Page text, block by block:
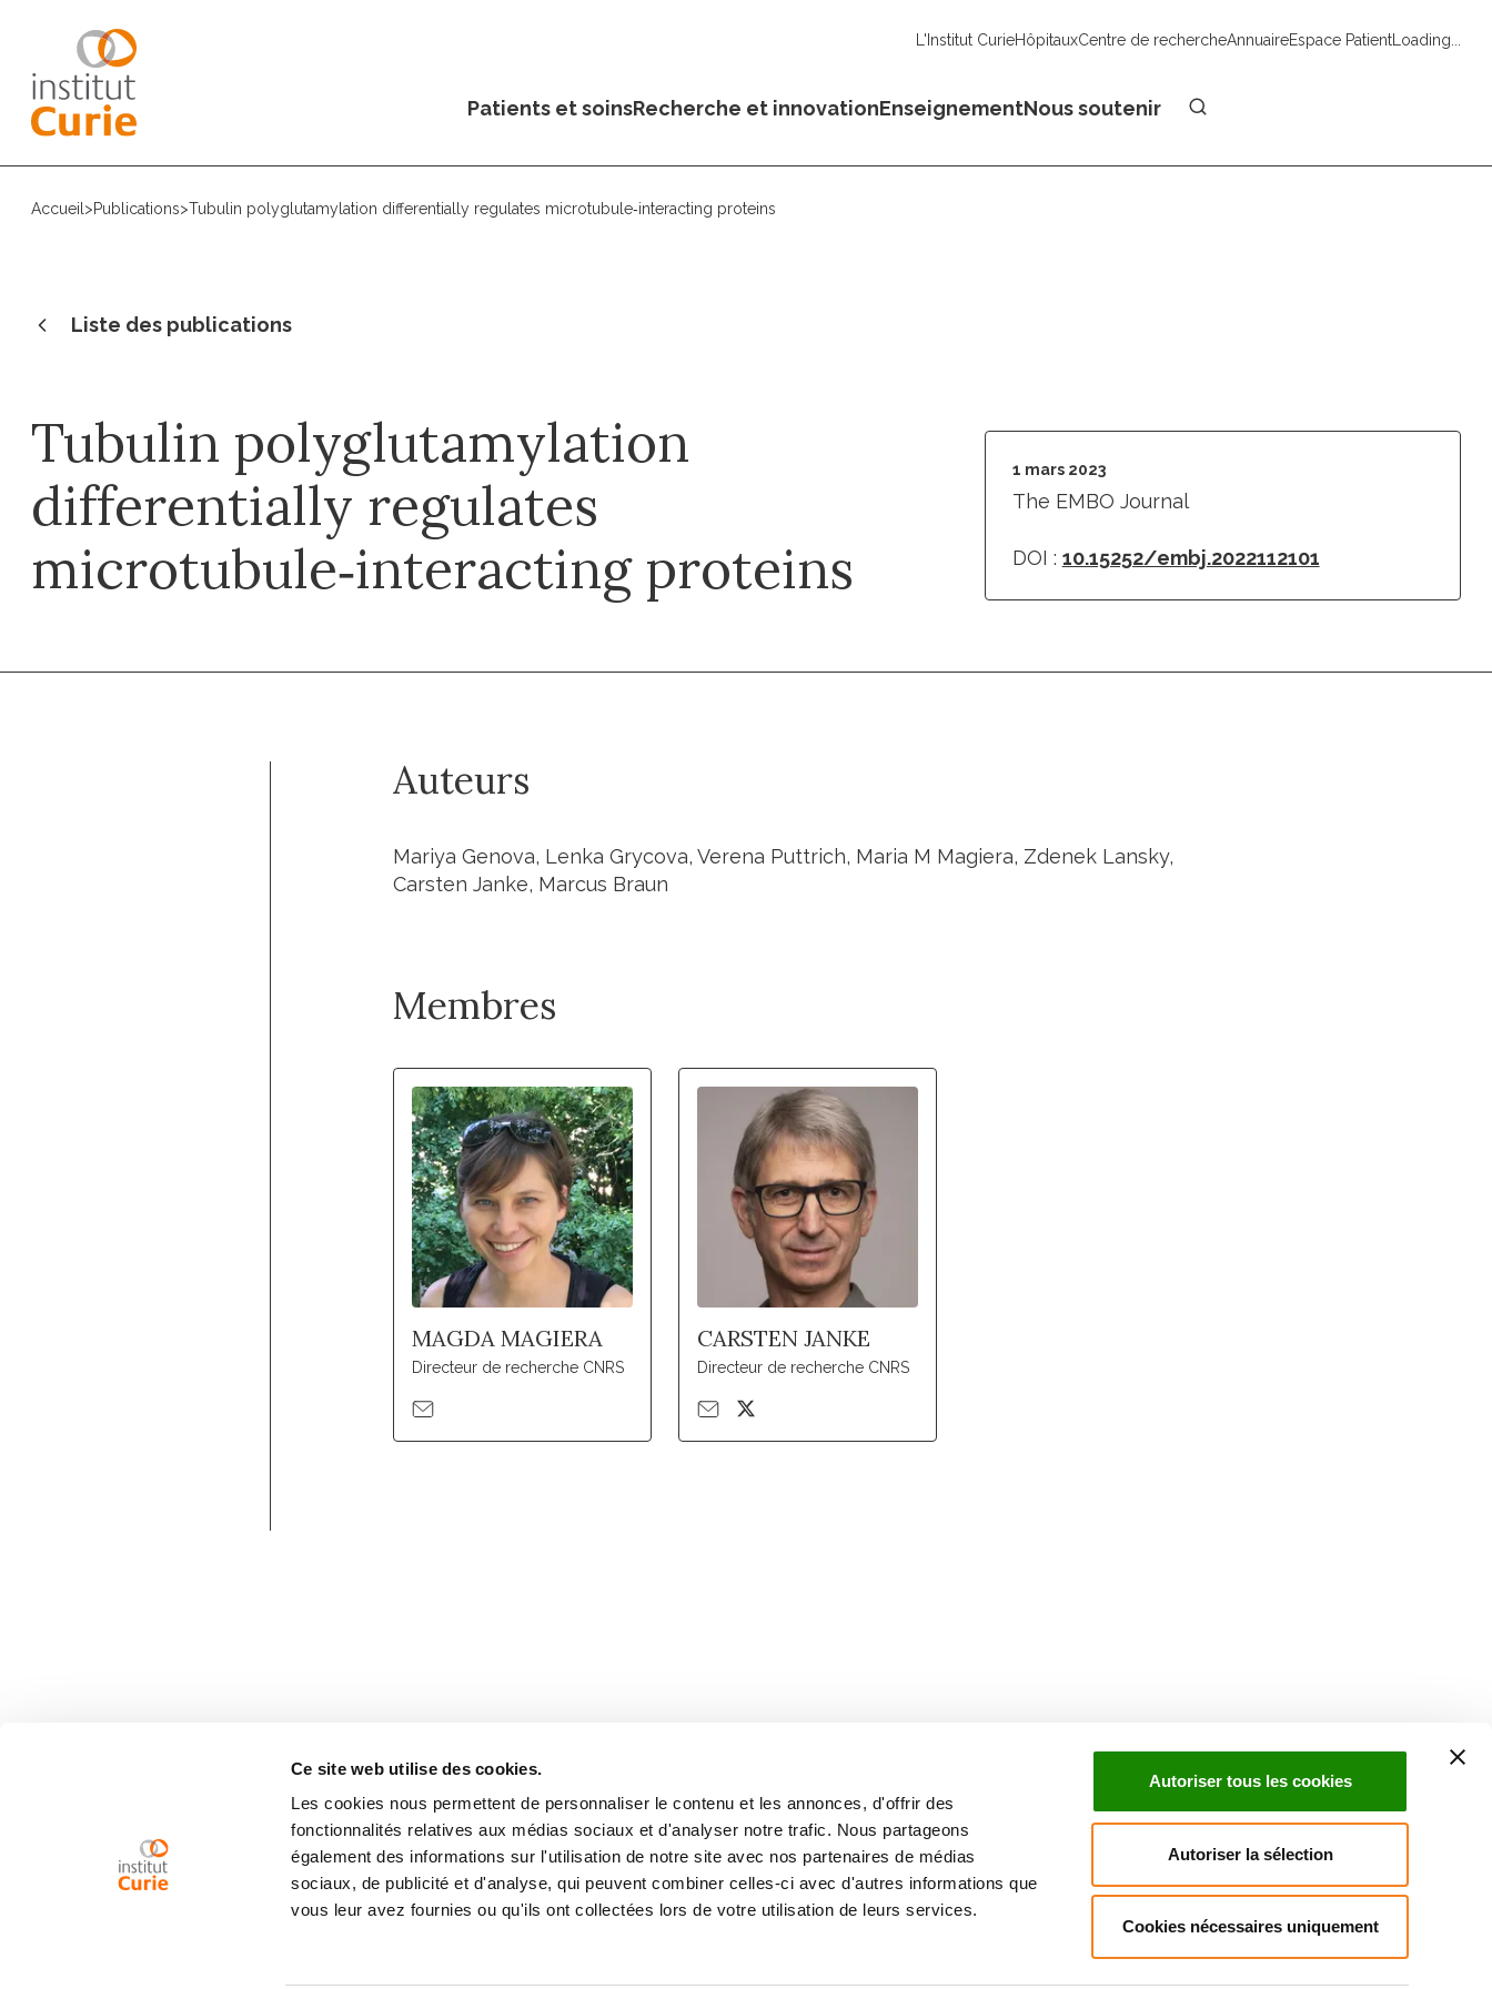
Ce site web utilise des cookies.
Les cookies nous permettent de personnaliser le contenu et les annonces, d'offrir des
fonctionnalités relatives aux médias sociaux et d'analyser notre trafic. Nous partageons
également des informations sur l'utilisation de notre site avec nos partenaires de médias
sociaux, de publicité et d'analyse, qui peuvent combiner celles-ci avec d'autres informations que
vous leur avez fournies ou qu'ils ont collectées lors de votre utilisation de leurs services.
Autoriser tous les cookies
Autoriser la sélection
Cookies nécessaires uniquement
L'Institut CurieHôpitauxCentre de rechercheAnnuaireEspace PatientLoading...
Patients et soinsRecherche et innovationEnseignementNous soutenir
Accueil >Publications>Tubulin polyglutamylation differentially regulates microtubule‐interacting proteins
Liste des publications
Tubulin polyglutamylation
differentially regulates
microtubule‐interacting proteins
1 mars 2023
The EMBO Journal
DOI : 10.15252/embj.2022112101
Auteurs
Mariya Genova, Lenka Grycova, Verena Puttrich, Maria M Magiera, Zdenek Lansky,
Carsten Janke, Marcus Braun
Membres
MAGDA MAGIERA
Directeur de recherche CNRS
CARSTEN JANKE
Directeur de recherche CNRS
Inscrivez-vous à la newsletter
ActualitésDroits du patient